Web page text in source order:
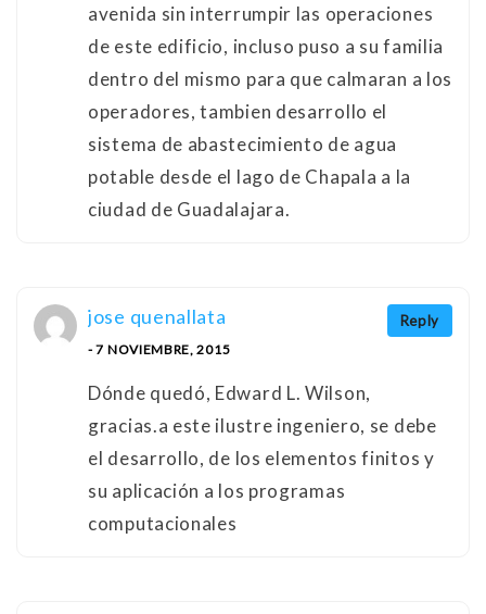
avenida sin interrumpir las operaciones
de este edificio, incluso puso a su familia
dentro del mismo para que calmaran a los
operadores, tambien desarrollo el
sistema de abastecimiento de agua
potable desde el lago de Chapala a la
ciudad de Guadalajara.
Reply
jose quenallata
- 7 NOVIEMBRE, 2015
Dónde quedó, Edward L. Wilson,
gracias.a este ilustre ingeniero, se debe
el desarrollo, de los elementos finitos y
su aplicación a los programas
computacionales